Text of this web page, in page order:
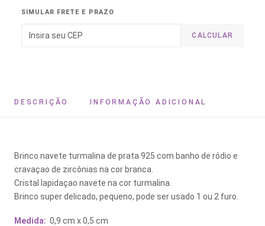
SIMULAR FRETE E PRAZO
CALCULAR
DESCRIÇÃO INFORMAÇÃO ADICIONAL
Brinco navete turmalina de prata 925 com banho de ródio e
cravaçao de zircônias na cor branca.
Cristal lapidaçao navete na cor turmalina.
Brinco super delicado, pequeno, pode ser usado 1 ou 2 furo.
Medida: 0,9 cm x 0,5 cm